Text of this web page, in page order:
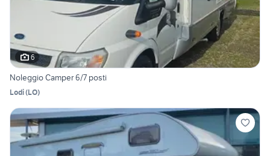
6
Noleggio Camper 6/7 posti
Lodi(LO)